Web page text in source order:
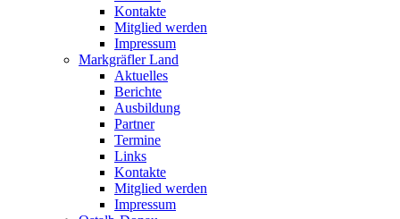
Kontakte
Mitglied werden
Impressum
Markgräfler Land
Aktuelles
Berichte
Ausbildung
Partner
Termine
Links
Kontakte
Mitglied werden
Impressum